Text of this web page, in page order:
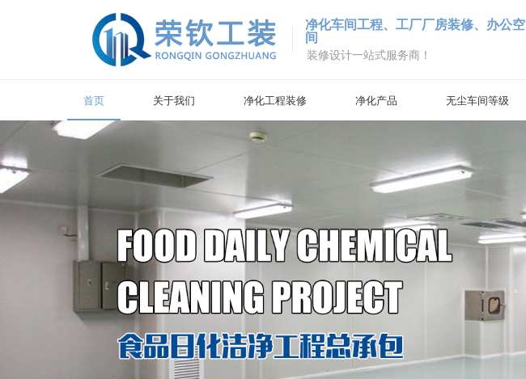
净化车间工程、工厂厂房装修、办公空
间
装修设计一站式服务商！
首页 关于我们 净化工程装修 净化产品 无尘车间等级